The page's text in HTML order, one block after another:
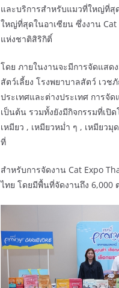
และบริการสำหรับแมวที่ใหญ่ที่สุ
ใหญ่ที่สุดในอาเซียน ซึ่งงาน
แห่งชาติสิริกิติ์
โดย ภายในงานจะมีการจัดแส
สัตว์เลี้ยง โรงพยาบาลสัตว์ เว
ประเทศและต่างประเทศ การจั
เป็นต้น รวมทั้งยังมีกิจกรรมที่เปิ
เหมียว , เหมียวหม่ำ ๆ , เหมียว
ที่
สำหรับการจัดงาน Cat Expo
ไทย โดยมีพื้นที่จัดงานถึง 6,000